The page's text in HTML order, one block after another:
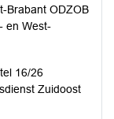
Brabant ODZOB
en West-
16/26
Zuidoost